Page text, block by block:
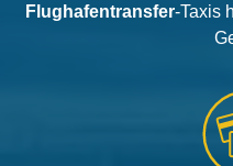
Flughafentransfer-Taxis